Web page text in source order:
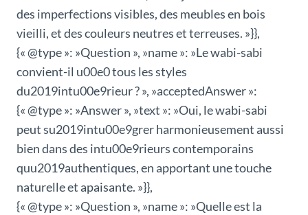
des imperfections visibles, des meubles en bois
vieilli, et des couleurs neutres et terreuses. »}},
{« @type »: »Question », »name »: »Le wabi-sabi
convient-il u00e0 tous les styles
du2019intu00e9rieur ? », »acceptedAnswer »:
{« @type »: »Answer », »text »: »Oui, le wabi-sabi
peut su2019intu00e9grer harmonieusement aussi
bien dans des intu00e9rieurs contemporains
quu2019authentiques, en apportant une touche
naturelle et apaisante. »}},
{« @type »: »Question », »name »: »Quelle est la